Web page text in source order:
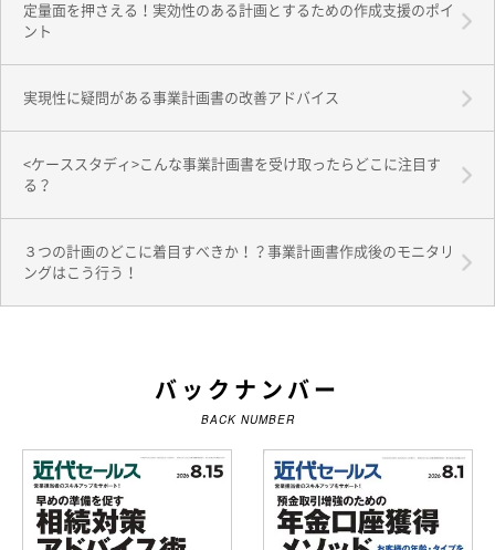
定量面を押さえる！実効性のある計画とするための作成支援のポイ
ント
実現性に疑問がある事業計画書の改善アドバイス
<ケーススタディ>こんな事業計画書を受け取ったらどこに注目す
る？
３つの計画のどこに着目すべきか！？事業計画書作成後のモニタリ
ングはこう行う！
バックナンバー
BACK NUMBER